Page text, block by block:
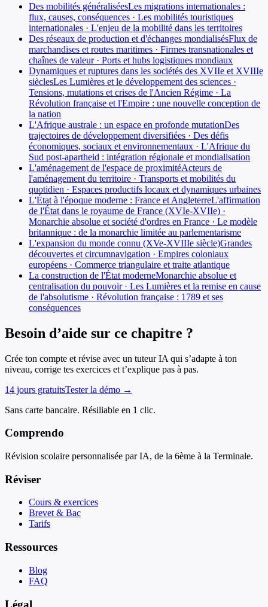
Des mobilités généraliséesLes migrations internationales :
flux, causes, conséquences · Les mobilités touristiques
internationales · L'enjeu de la mobilité dans les territoires
Des réseaux de production et d'échanges mondialisésFlux de
marchandises et routes maritimes · Firmes transnationales et
chaînes de valeur · Ports et hubs logistiques mondiaux
Dynamiques et ruptures dans les sociétés des XVIIe et XVIIIe
sièclesLes Lumières et le développement des sciences ·
Tensions, mutations et crises de l'Ancien Régime · La
Révolution française et l'Empire : une nouvelle conception de
la nation
L'Afrique australe : un espace en profonde mutationDes
trajectoires de développement diversifiées · Des défis
économiques, sociaux et environnementaux · L'Afrique du
Sud post-apartheid : intégration régionale et mondialisation
L'aménagement de l'espace de proximitéActeurs de
l'aménagement du territoire · Transports et mobilités du
quotidien · Espaces productifs locaux et dynamiques urbaines
L'État à l'époque moderne : France et AngleterreL'affirmation
de l'État dans le royaume de France (XVIe-XVIIe) ·
Monarchie absolue et société d'ordres en France · Le modèle
britannique : de la monarchie limitée au parlementarisme
L'expansion du monde connu (XVe-XVIIIe siècle)Grandes
découvertes et circumnavigation · Empires coloniaux
européens · Commerce triangulaire et traite atlantique
La construction de l'État moderneMonarchie absolue et
centralisation du pouvoir · Les Lumières et la remise en cause
de l'absolutisme · Révolution française : 1789 et ses
conséquences
Besoin d’aide sur ce chapitre ?
Crée ton compte et révise avec un tuteur IA qui s’adapte à ton
niveau, corrige tes exercices et t’explique pas à pas.
14 jours gratuitsTester la démo →
Sans carte bancaire. Résiliable en 1 clic.
Comprendo
Révision scolaire personnalisée par IA, de la 6ème à la Terminale.
Réviser
Cours & exercices
Brevet & Bac
Tarifs
Ressources
Blog
FAQ
Légal